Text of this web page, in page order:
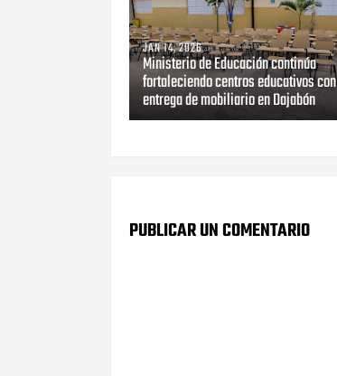
JAN 14, 2026
Ministerio de Educación continúa
fortaleciendo centros educativos con
entrega de mobiliario en Dajabón
PUBLICAR UN COMENTARIO